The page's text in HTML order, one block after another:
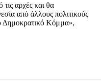
τις αρχές και θα
από άλλους πολιτικούς
Δημοκρατικό Κόμμα»,